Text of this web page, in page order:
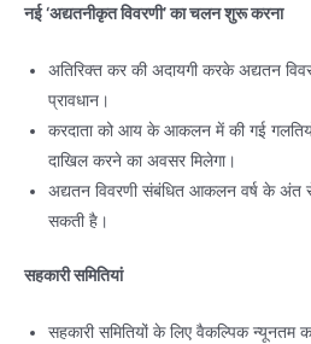
नई ‘अद्यतनीकृत विवरणी’ का चलन शुरू करना
अतिरिक्त कर की अदायगी करके अद्यतन
प्रावधान।
करदाता को आय के आकलन में की गई
दाखिल करने का अवसर मिलेगा।
अद्यतन विवरणी संबंधित आकलन वर्ष के अंत से
सकती है।
सहकारी समितियां
सहकारी समितियों के लिए वैकल्पिक न्यूनतम